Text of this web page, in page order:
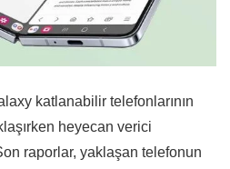
katlanabilir telefonlarının
heyecan verici
raporlar, yaklaşan telefonun